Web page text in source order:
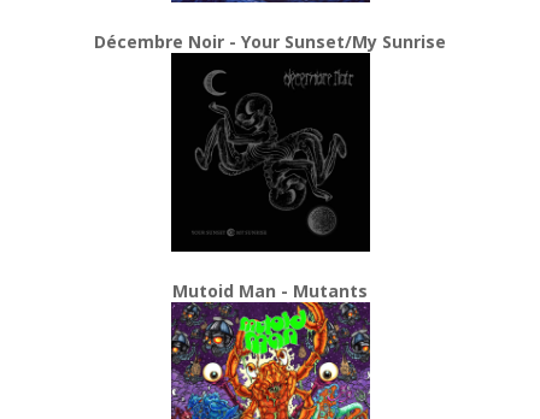
Décembre Noir - Your Sunset/My Sunrise
Mutoid Man - Mutants